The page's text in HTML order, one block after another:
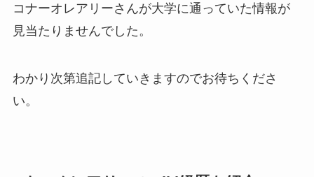
コナーオレアリーさんが大学に通っていた情報が
見当たりませんでした。
わかり次第追記していきますのでお待ちくださ
い。